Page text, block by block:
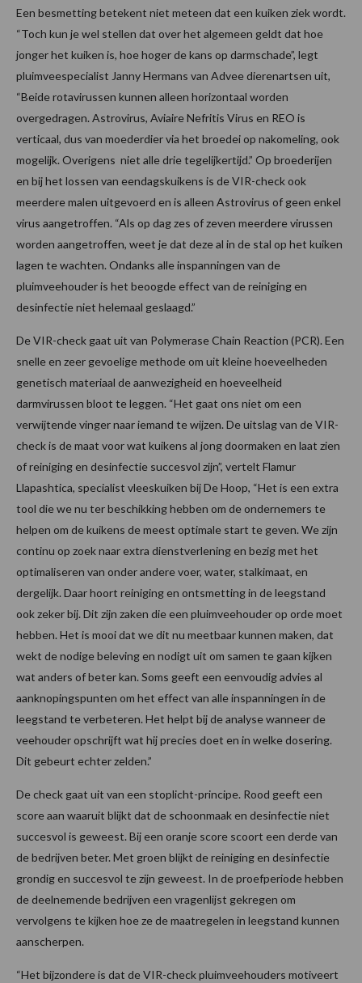
Een besmetting betekent niet meteen dat een kuiken ziek wordt.
“Toch kun je wel stellen dat over het algemeen geldt dat hoe
jonger het kuiken is, hoe hoger de kans op darmschade”, legt
pluimveespecialist Janny Hermans van Advee dierenartsen uit,
“Beide rotavirussen kunnen alleen horizontaal worden
overgedragen. Astrovirus, Aviaire Nefritis Virus en REO is
verticaal, dus van moederdier via het broedei op nakomeling, ook
mogelijk. Overigens niet alle drie tegelijkertijd.” Op broederijen
en bij het lossen van eendagskuikens is de VIR-check ook
meerdere malen uitgevoerd en is alleen Astrovirus of geen enkel
virus aangetroffen. “Als op dag zes of zeven meerdere virussen
worden aangetroffen, weet je dat deze al in de stal op het kuiken
lagen te wachten. Ondanks alle inspanningen van de
pluimveehouder is het beoogde effect van de reiniging en
desinfectie niet helemaal geslaagd.”
De VIR-check gaat uit van Polymerase Chain Reaction (PCR). Een
snelle en zeer gevoelige methode om uit kleine hoeveelheden
genetisch materiaal de aanwezigheid en hoeveelheid
darmvirussen bloot te leggen. “Het gaat ons niet om een
verwijtende vinger naar iemand te wijzen. De uitslag van de VIR-
check is de maat voor wat kuikens al jong doormaken en laat zien
of reiniging en desinfectie succesvol zijn”, vertelt Flamur
Llapashtica, specialist vleeskuiken bij De Hoop, “Het is een extra
tool die we nu ter beschikking hebben om de ondernemers te
helpen om de kuikens de meest optimale start te geven. We zijn
continu op zoek naar extra dienstverlening en bezig met het
optimaliseren van onder andere voer, water, stalkimaat, en
dergelijk. Daar hoort reiniging en ontsmetting in de leegstand
ook zeker bij. Dit zijn zaken die een pluimveehouder op orde moet
hebben. Het is mooi dat we dit nu meetbaar kunnen maken, dat
wekt de nodige beleving en nodigt uit om samen te gaan kijken
wat anders of beter kan. Soms geeft een eenvoudig advies al
aanknopingspunten om het effect van alle inspanningen in de
leegstand te verbeteren. Het helpt bij de analyse wanneer de
veehouder opschrijft wat hij precies doet en in welke dosering.
Dit gebeurt echter zelden.”
De check gaat uit van een stoplicht-principe. Rood geeft een
score aan waaruit blijkt dat de schoonmaak en desinfectie niet
succesvol is geweest. Bij een oranje score scoort een derde van
de bedrijven beter. Met groen blijkt de reiniging en desinfectie
grondig en succesvol te zijn geweest. In de proefperiode hebben
de deelnemende bedrijven een vragenlijst gekregen om
vervolgens te kijken hoe ze de maatregelen in leegstand kunnen
aanscherpen.
“Het bijzondere is dat de VIR-check pluimveehouders motiveert